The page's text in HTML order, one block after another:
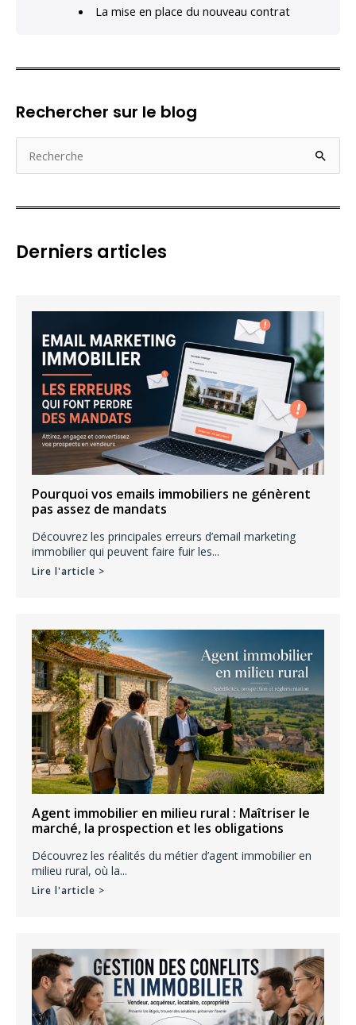
La mise en place du nouveau contrat
Rechercher sur le blog
e
rDerniers articles
Pourquoi vos emails immobiliers ne génèrent
pas assez de mandats
Découvrez les principales erreurs d’email marketing
immobilier qui peuvent faire fuir les...
Lire l'article >
Agent immobilier en milieu rural : Maîtriser le
marché, la prospection et les obligations
Découvrez les réalités du métier d’agent immobilier en
milieu rural, où la...
Lire l'article >